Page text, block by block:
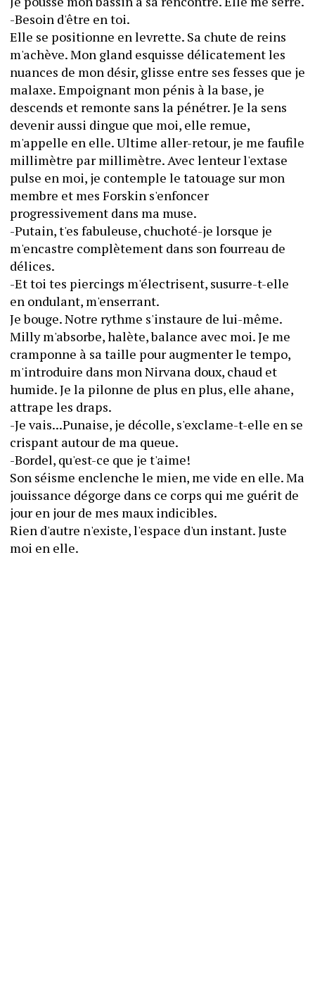
-Besoin d'être en toi.
Elle se positionne en levrette. Sa chute de reins
m'achève. Mon gland esquisse délicatement les
nuances de mon désir, glisse entre ses fesses que je
malaxe. Empoignant mon pénis à la base, je
descends et remonte sans la pénétrer. Je la sens
devenir aussi dingue que moi, elle remue,
m'appelle en elle. Ultime aller-retour, je me faufile
millimètre par millimètre. Avec lenteur l'extase
pulse en moi, je contemple le tatouage sur mon
membre et mes Forskin s'enfoncer
progressivement dans ma muse.
-Putain, t'es fabuleuse, chuchoté-je lorsque je
m'encastre complètement dans son fourreau de
délices.
-Et toi tes piercings m'électrisent, susurre-t-elle
en ondulant, m'enserrant.
Je bouge. Notre rythme s'instaure de lui-même.
Milly m'absorbe, halète, balance avec moi. Je me
cramponne à sa taille pour augmenter le tempo,
m'introduire dans mon Nirvana doux, chaud et
humide. Je la pilonne de plus en plus, elle ahane,
attrape les draps.
-Je vais...Punaise, je décolle, s'exclame-t-elle en se
crispant autour de ma queue.
-Bordel, qu'est-ce que je t'aime!
Son séisme enclenche le mien, me vide en elle. Ma
jouissance dégorge dans ce corps qui me guérit de
jour en jour de mes maux indicibles.
Rien d'autre n'existe, l'espace d'un instant. Juste
moi en elle.